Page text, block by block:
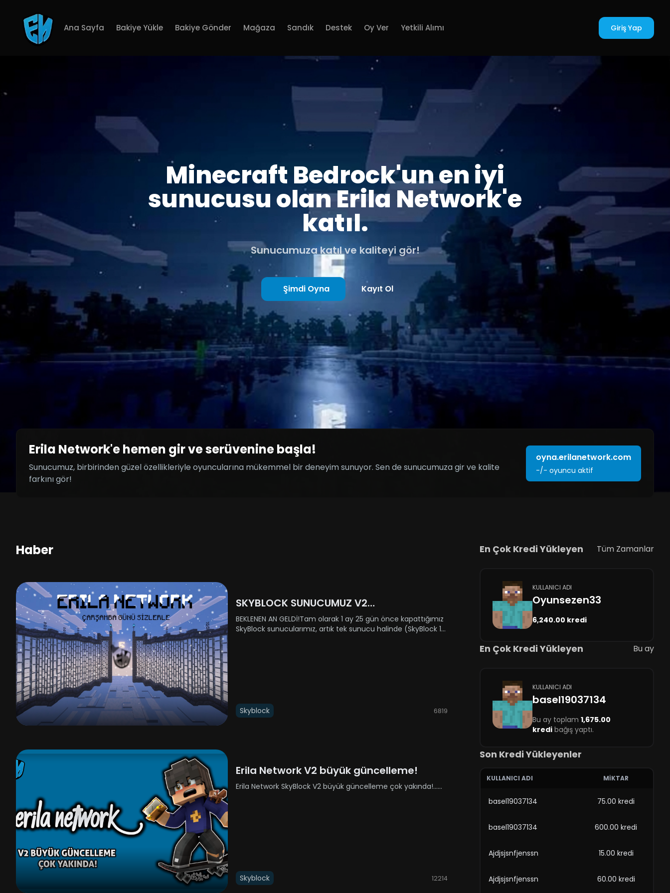
Ana Sayfa Bakiye Yükle Bakiye Gönder Mağaza Sandık Destek Oy Ver Yetkili Alımı Giriş Yap
Minecraft Bedrock'un en iyi
sunucusu olan Erila Network'e
katıl.
Sunucumuza katıl ve kaliteyi gör!
Şimdi Oyna Kayıt Ol
Erila Network'e hemen gir ve serüvenine başla!
Sunucumuz, birbirinden güzel özellikleriyle oyuncularına mükemmel bir deneyim sunuyor. Sen de sunucumuza gir ve kalite
farkını gör!
oyna.erilanetwork.com
-/- oyuncu aktif
Haber
SKYBLOCK SUNUCUMUZ V2
GÜNCELLEMESİYLE AÇILIYOR!
BEKLENEN AN GELDİ!Tam olarak 1 ay 25 gün önce kapattığımız
SkyBlock sunucularımız, artık tek sunucu halinde (SkyBlock 1-
Skyblock 6819
Erila Network V2 büyük güncelleme!
Erila Network SkyBlock V2 büyük güncelleme çok yakında!......
Skyblock 12214
En Çok Kredi Yükleyen Tüm Zamanlar
KULLANICI ADI
Oyunsezen33
6,240.00 kredi
En Çok Kredi Yükleyen Bu ay
KULLANICI ADI
basel19037134
Bu ay toplam 1,675.00
kredibağış yaptı.
Son Kredi Yükleyenler
KULLANICI ADI MIKTAR
basel19037134 75.00 kredi
basel19037134 600.00 kredi
Ajdjsjsnfjenssn 15.00 kredi
Ajdjsjsnfjenssn 60.00 kredi